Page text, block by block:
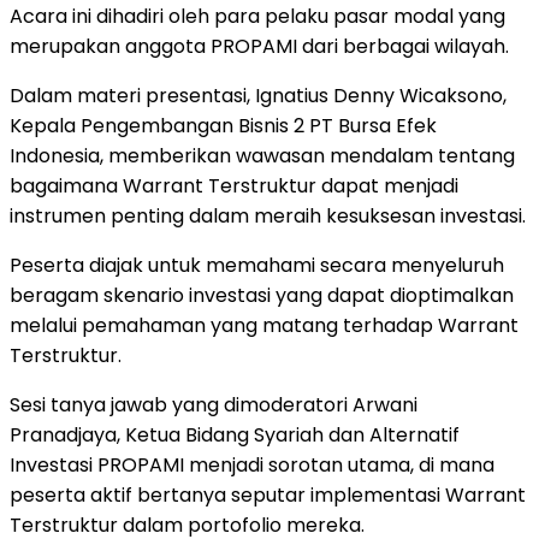
Acara ini dihadiri oleh para pelaku pasar modal yang
merupakan anggota PROPAMI dari berbagai wilayah.
Dalam materi presentasi, Ignatius Denny Wicaksono,
Kepala Pengembangan Bisnis 2 PT Bursa Efek
Indonesia, memberikan wawasan mendalam tentang
bagaimana Warrant Terstruktur dapat menjadi
instrumen penting dalam meraih kesuksesan investasi.
Peserta diajak untuk memahami secara menyeluruh
beragam skenario investasi yang dapat dioptimalkan
melalui pemahaman yang matang terhadap Warrant
Terstruktur.
Sesi tanya jawab yang dimoderatori Arwani
Pranadjaya, Ketua Bidang Syariah dan Alternatif
Investasi PROPAMI menjadi sorotan utama, di mana
peserta aktif bertanya seputar implementasi Warrant
Terstruktur dalam portofolio mereka.